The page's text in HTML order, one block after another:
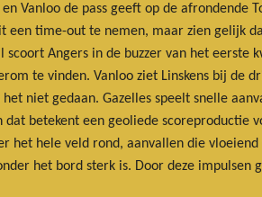
Vanloo de pass geeft op de afrondende
time-out te nemen, maar zien gelijk
Angers in de buzzer van het eerste
te vinden. Vanloo ziet Linskens bij de
niet gedaan. Gazelles speelt snelle
betekent een geoliede scoreproductie
het hele veld rond, aanvallen die
het bord sterk is. Door deze impulsen